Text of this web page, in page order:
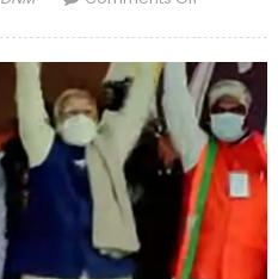
Update
:
सहारनपुर
में
पीठासीन
अधिकारी
की
हार्ट